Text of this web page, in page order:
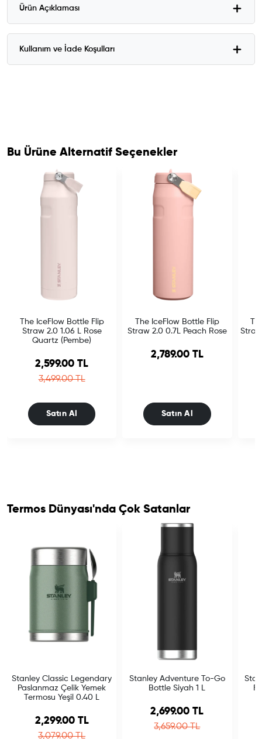
Ürün Açıklaması
Kullanım ve İade Koşulları
Bu Ürüne Alternatif Seçenekler
The IceFlow Bottle Flip
Straw 2.0 1.06 L Rose
Quartz (Pembe)
Sale price
2,599.00 TL
Regular price
3,499.00 TL
Satın Al
The IceFlow Bottle Flip
Straw 2.0 0.7L Peach Rose
2,789.00 TL
Satın Al
Termos Dünyası'nda Çok Satanlar
Stanley Classic Legendary
Paslanmaz Çelik Yemek
Termosu Yeşil 0.40 L
Sale price
2,299.00 TL
Regular price
3,079.00 TL
Stanley Adventure To-Go
Bottle Siyah 1 L
Sale price
2,699.00 TL
Regular price
3,659.00 TL